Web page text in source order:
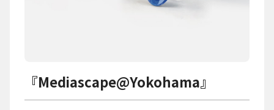
『Mediascape@Yokohama』